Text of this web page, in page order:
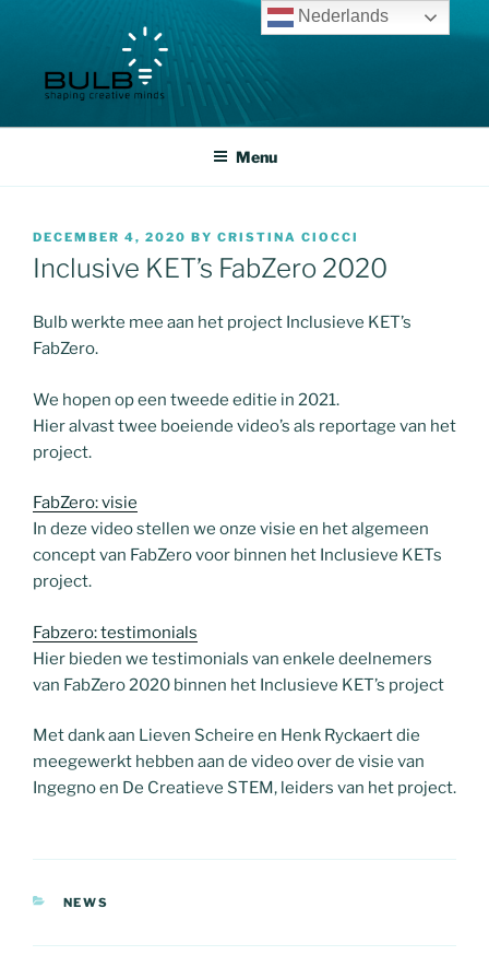
VZW BULB
Menu
POSTED
ON
DECEMBER 4, 2020 BY CRISTINA CIOCCI
Inclusive KET’s FabZero 2020
Bulb werkte mee aan het project Inclusieve KET’s
FabZero.
We hopen op een tweede editie in 2021.
Hier alvast twee boeiende video’s als reportage van het
project.
FabZero: visie
In deze video stellen we onze visie en het algemeen
concept van FabZero voor binnen het Inclusieve KETs
project.
Fabzero: testimonials
Hier bieden we testimonials van enkele deelnemers
van FabZero 2020 binnen het Inclusieve KET’s project
Met dank aan Lieven Scheire en Henk Ryckaert die
meegewerkt hebben aan de video over de visie van
Ingegno en De Creatieve STEM, leiders van het project.
CATEGORIES
NEWS
Nederlands